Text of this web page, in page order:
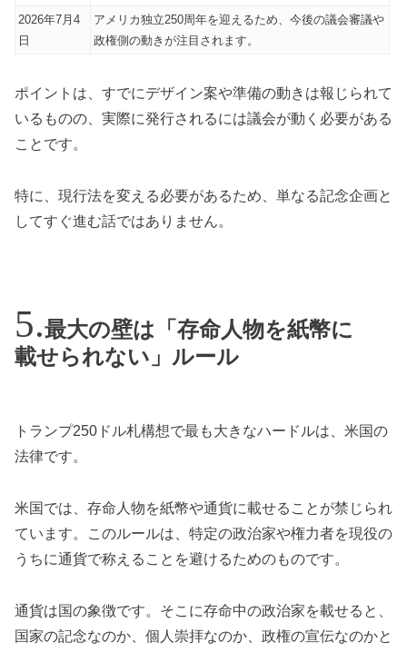
2026年7月4
日
アメリカ独立250周年を迎えるため、今後の議会審議や
政権側の動きが注目されます。
ポイントは、すでにデザイン案や準備の動きは報じられて
いるものの、実際に発行されるには議会が動く必要がある
ことです。
特に、現行法を変える必要があるため、単なる記念企画と
してすぐ進む話ではありません。
最大の壁は「存命人物を紙幣に
載せられない」ルール
トランプ250ドル札構想で最も大きなハードルは、米国の
法律です。
米国では、存命人物を紙幣や通貨に載せることが禁じられ
ています。このルールは、特定の政治家や権力者を現役の
うちに通貨で称えることを避けるためのものです。
通貨は国の象徴です。そこに存命中の政治家を載せると、
国家の記念なのか、個人崇拝なのか、政権の宣伝なのかと